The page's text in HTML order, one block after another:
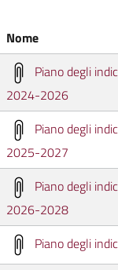
Nome
Piano degli
2024-2026
Piano degli
2025-2027
Piano degli
2026-2028
Piano degli